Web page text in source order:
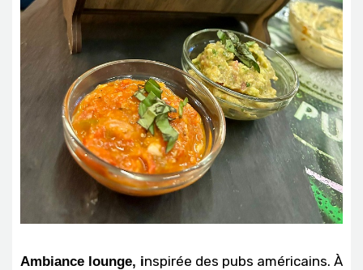
Ambiance lounge, inspirée des pubs américains. À